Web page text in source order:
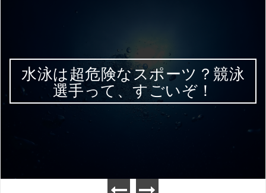
水泳は超危険なスポーツ？競泳
選手って、すごいぞ！